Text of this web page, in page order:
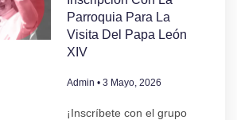
Parroquia Para La
Visita Del Papa León
XIV
Admin 3 Mayo, 2026
¡Inscríbete con el grupo